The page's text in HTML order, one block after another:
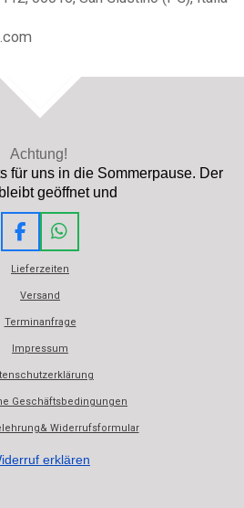
Achtung!
für uns in die Sommerpause. Der
geöffnet und
F
a
c
e
o
o
W
h
a
t
A
p
Lieferzeiten
Versand
Terminanfrage
Impressum
Geschäftsbedingungen
Widerrufsformular
erklären